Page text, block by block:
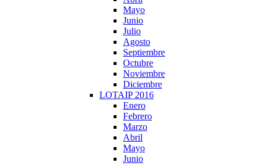
Mayo
Junio
Julio
Agosto
Septiembre
Octubre
Noviembre
Diciembre
LOTAIP 2016
Enero
Febrero
Marzo
Abril
Mayo
Junio